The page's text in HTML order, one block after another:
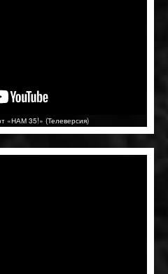
«НАМ 35!» (Телеверсия)